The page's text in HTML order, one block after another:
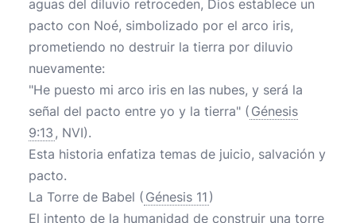
aguas del diluvio retroceden, Dios establece un
pacto con Noé, simbolizado por el arco iris,
prometiendo no destruir la tierra por diluvio
nuevamente:
"He puesto mi arco iris en las nubes, y será la
señal del pacto entre yo y la tierra" ( Génesis
9:13 , NVI).
Esta historia enfatiza temas de juicio, salvación y
pacto.
La Torre de Babel ( Génesis 11 )
El intento de la humanidad de construir una torre